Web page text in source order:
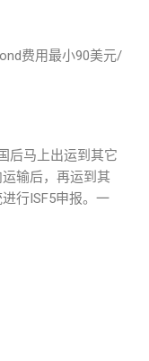
费用最小90美元/
后马上出运到其它
输后，再运到其
行ISF5申报。一